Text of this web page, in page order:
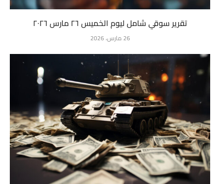
تقرير سوقي شامل ليوم الخميس ٢٦ مارس ٢٠٢٦
26 مارس، 2026